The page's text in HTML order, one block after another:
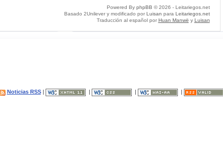
Powered By phpBB © 2026 - Leitariegos.net
Basado 2Unilever y modificado por Luisan para Leitariegos.net
Traducción al español por Huan Manwë y Luisan
Noticias RSS|